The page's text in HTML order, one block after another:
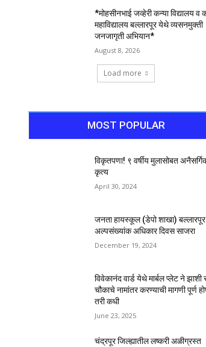
*मोहसीनभाई जव्हेरी कन्या विद्यालय व
महाविद्यालय बल्लारपूर येथे व्यसनमुक्ती
जनजागृती अभियान*
August 8, 2026
Load more
MOST POPULAR
विकृतपणा! ९ वर्षीय मुलासोबत
कृत्य
April 30, 2024
जनता हायस्कूल (डेपो शाखा)
अल्पसंख्यांक अधिकार दिवस साजरा
December 19, 2024
विवेकानंद वार्ड येथे मार्बल प्लेट ने झाशी
चौकाचे नामांतर करण्याची मागणी पूर्ण
तरी कधी
June 23, 2025
चंद्रपूर जिल्ह्यातील लष्करी अळीग्रस्त